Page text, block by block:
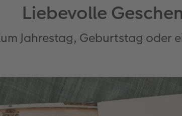
Liebevolle
Jahrestag, Geburtstag oder